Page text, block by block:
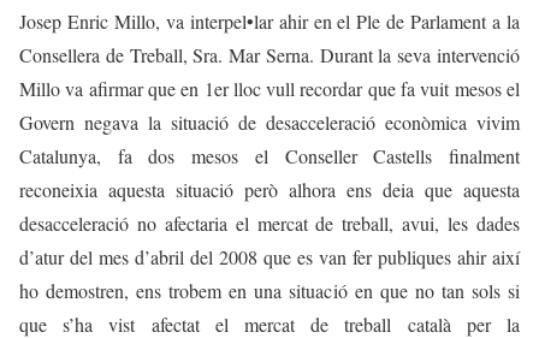
Josep Enric Millo, va interpel•lar ahir en el Ple de Parlament a la
Consellera de Treball, Sra. Mar Serna. Durant la seva intervenció
Millo va afirmar que en 1er lloc vull recordar que fa vuit mesos el
Govern negava la situació de desacceleració econòmica vivim
Catalunya, fa dos mesos el Conseller Castells finalment
reconeixia aquesta situació però alhora ens deia que aquesta
desacceleració no afectaria el mercat de treball, avui, les dades
d’atur del mes d’abril del 2008 que es van fer publiques ahir així
ho demostren, ens trobem en una situació en que no tan sols si
que s’ha vist afectat el mercat de treball català per la